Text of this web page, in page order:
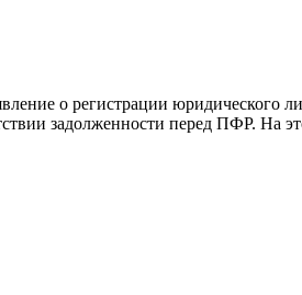
о регистрации юридического
задолженности перед ПФР. На